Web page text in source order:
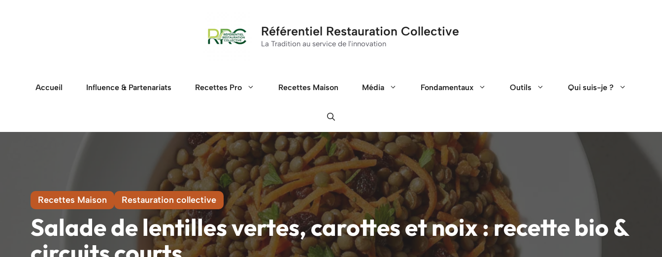
Référentiel Restauration Collective
La Tradition au service de l'innovation
Accueil Influence & Partenariats Recettes Pro Recettes Maison Média Fondamentaux Outils Qui suis-je ?
Recettes Maison Restauration collective
Salade de lentilles vertes, carottes et noix : recette bio &